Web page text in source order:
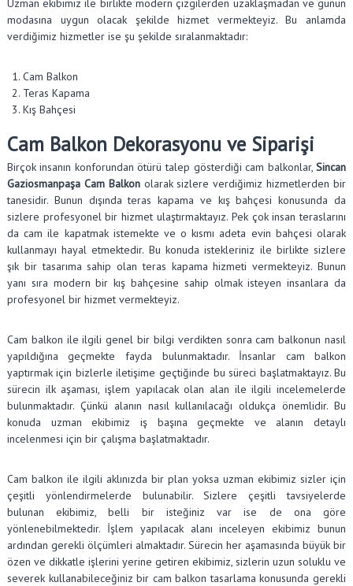
Uzman ekibimiz ile birlikte modern çizgilerden uzaklaşmadan ve günün
modasına uygun olacak şekilde hizmet vermekteyiz. Bu anlamda
verdiğimiz hizmetler ise şu şekilde sıralanmaktadır:
Cam Balkon
Teras Kapama
Kış Bahçesi
Cam Balkon Dekorasyonu ve Siparişi
Birçok insanın konforundan ötürü talep gösterdiği cam balkonlar,Sincan
Gaziosmanpaşa Cam Balkonolarak sizlere verdiğimiz hizmetlerden bir
tanesidir. Bunun dışında teras kapama ve kış bahçesi konusunda da
sizlere profesyonel bir hizmet ulaştırmaktayız. Pek çok insan teraslarını
da cam ile kapatmak istemekte ve o kısmı adeta evin bahçesi olarak
kullanmayı hayal etmektedir. Bu konuda istekleriniz ile birlikte sizlere
şık bir tasarıma sahip olan teras kapama hizmeti vermekteyiz. Bunun
yanı sıra modern bir kış bahçesine sahip olmak isteyen insanlara da
profesyonel bir hizmet vermekteyiz.
Cam balkon ile ilgili genel bir bilgi verdikten sonra cam balkonun nasıl
yapıldığına geçmekte fayda bulunmaktadır. İnsanlar cam balkon
yaptırmak için bizlerle iletişime geçtiğinde bu süreci başlatmaktayız. Bu
sürecin ilk aşaması, işlem yapılacak olan alan ile ilgili incelemelerde
bulunmaktadır. Çünkü alanın nasıl kullanılacağı oldukça önemlidir. Bu
konuda uzman ekibimiz iş başına geçmekte ve alanın detaylı
incelenmesi için bir çalışma başlatmaktadır.
Cam balkon ile ilgili aklınızda bir plan yoksa uzman ekibimiz sizler için
çeşitli yönlendirmelerde bulunabilir. Sizlere çeşitli tavsiyelerde
bulunan ekibimiz, belli bir isteğiniz var ise de ona göre
yönlenebilmektedir. İşlem yapılacak alanı inceleyen ekibimiz bunun
ardından gerekli ölçümleri almaktadır. Sürecin her aşamasında büyük bir
özen ve dikkatle işlerini yerine getiren ekibimiz, sizlerin uzun soluklu ve
severek kullanabileceğiniz bir cam balkon tasarlama konusunda gerekli